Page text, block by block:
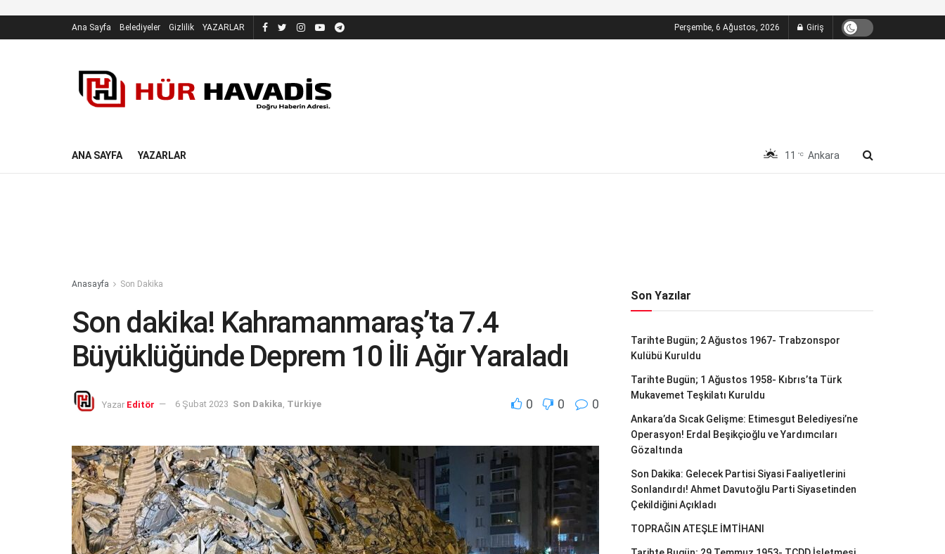
Ana Sayfa Belediyeler Gizlilik YAZARLAR Perşembe, 6 Ağustos, 2026 Giriş
ANA SAYFA YAZARLAR 11 °C Ankara
Anasayfa Son Dakika
Son dakika! Kahramanmaraş’ta 7.4
Büyüklüğünde Deprem 10 İli Ağır Yaraladı
Yazar Editör 6 Şubat 2023 Son Dakika, Türkiye 0 0 0
Son Yazılar
Tarihte Bugün; 2 Ağustos 1967- Trabzonspor
Kulübü Kuruldu
Tarihte Bugün; 1 Ağustos 1958- Kıbrıs’ta Türk
Mukavemet Teşkilatı Kuruldu
Ankara’da Sıcak Gelişme: Etimesgut Belediyesi’ne
Operasyon! Erdal Beşikçioğlu ve Yardımcıları
Gözaltında
Son Dakika: Gelecek Partisi Siyasi Faaliyetlerini
Sonlandırdı! Ahmet Davutoğlu Parti Siyasetinden
Çekildiğini Açıkladı
TOPRAĞIN ATEŞLE İMTİHANI